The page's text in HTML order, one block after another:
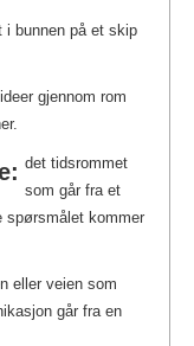
i bunnen på et skip
gjennom rom
det tidsrommet
som går fra et
spørsmålet kommer
eller veien som
går fra en